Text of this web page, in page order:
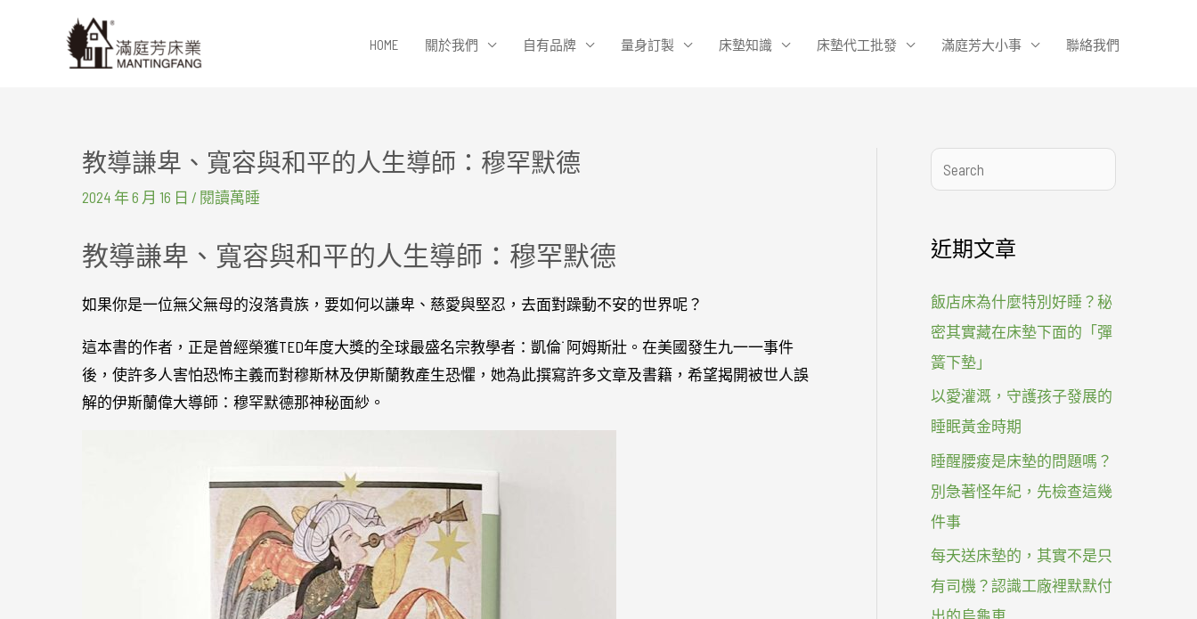
HOME 關於我們 自有品牌 量身訂製 床墊知識 床墊代工批發 滿庭芳大小事 聯絡我們
教導謙卑、寬容與和平的人生導師：穆罕默德
2024 年 6 月 16 日 / 閱讀萬睡
教導謙卑、寬容與和平的人生導師：穆罕默德
如果你是一位無父無母的沒落貴族，要如何以謙卑、慈愛與堅忍，去面對躁動不安的世界呢？
這本書的作者，正是曾經榮獲TED年度大獎的全球最盛名宗教學者：凱倫˙阿姆斯壯。在美國發生九一一事件
後，使許多人害怕恐怖主義而對穆斯林及伊斯蘭教產生恐懼，她為此撰寫許多文章及書籍，希望揭開被世人誤
解的伊斯蘭偉大導師：穆罕默德那神秘面紗。
搜
尋
近期文章
飯店床為什麼特別好睡？秘
密其實藏在床墊下面的「彈
簧下墊」
以愛灌溉，守護孩子發展的
睡眠黃金時期
睡醒腰痠是床墊的問題嗎？
別急著怪年紀，先檢查這幾
件事
每天送床墊的，其實不是只
有司機？認識工廠裡默默付
出的烏龜車